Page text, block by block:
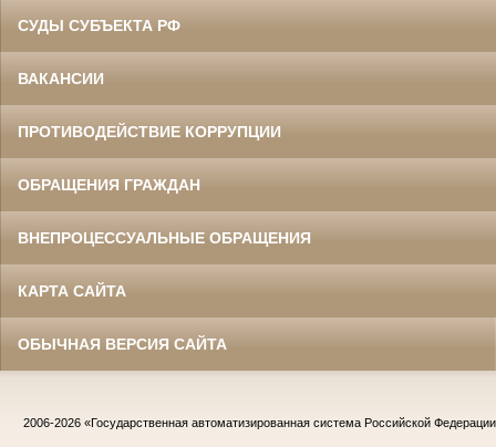
СУДЫ СУБЪЕКТА РФ
ВАКАНСИИ
ПРОТИВОДЕЙСТВИЕ КОРРУПЦИИ
ОБРАЩЕНИЯ ГРАЖДАН
ВНЕПРОЦЕССУАЛЬНЫЕ ОБРАЩЕНИЯ
КАРТА САЙТА
ОБЫЧНАЯ ВЕРСИЯ САЙТА
2006-2026 «Государственная автоматизированная система Российской